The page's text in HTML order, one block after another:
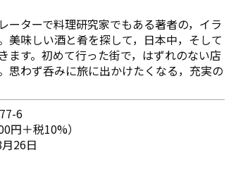
ーターで料理研究家でもある著者の，イラ
美味しい酒と肴を探して，日本中，そして
ます。初めて行った街で，はずれのない店
思わず呑みに旅に出かけたくなる，充実の
6
円＋税10%）
26日